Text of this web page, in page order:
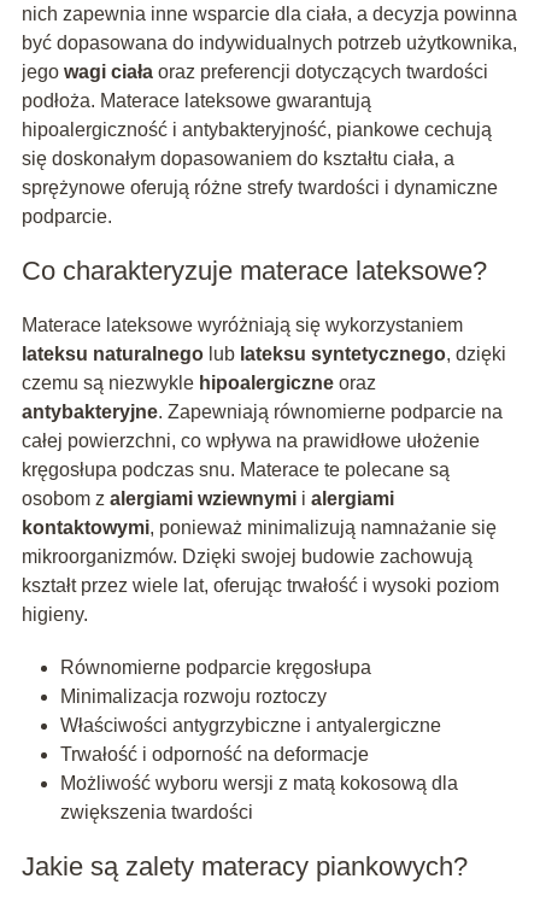
nich zapewnia inne wsparcie dla ciała, a decyzja powinna
być dopasowana do indywidualnych potrzeb użytkownika,
jego wagi ciałaoraz preferencji dotyczących twardości
podłoża. Materace lateksowe gwarantują
hipoalergiczność i antybakteryjność, piankowe cechują
się doskonałym dopasowaniem do kształtu ciała, a
sprężynowe oferują różne strefy twardości i dynamiczne
podparcie.
Co charakteryzuje materace lateksowe?
Materace lateksowe wyróżniają się wykorzystaniem
lateksu naturalnegolub lateksu syntetycznego, dzięki
czemu są niezwykle hipoalergiczneoraz
antybakteryjne. Zapewniają równomierne podparcie na
całej powierzchni, co wpływa na prawidłowe ułożenie
kręgosłupa podczas snu. Materace te polecane są
osobom z alergiami wziewnymii alergiami
kontaktowymi, ponieważ minimalizują namnażanie się
mikroorganizmów. Dzięki swojej budowie zachowują
kształt przez wiele lat, oferując trwałość i wysoki poziom
higieny.
Równomierne podparcie kręgosłupa
Minimalizacja rozwoju roztoczy
Właściwości antygrzybiczne i antyalergiczne
Trwałość i odporność na deformacje
Możliwość wyboru wersji z matą kokosową dla
zwiększenia twardości
Jakie są zalety materacy piankowych?